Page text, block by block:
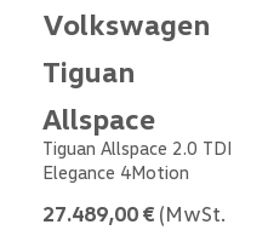
Volkswagen
Tiguan
Allspace
Tiguan Allspace 2.0 TDI
Elegance 4Motion
27.489,00 € (MwSt.